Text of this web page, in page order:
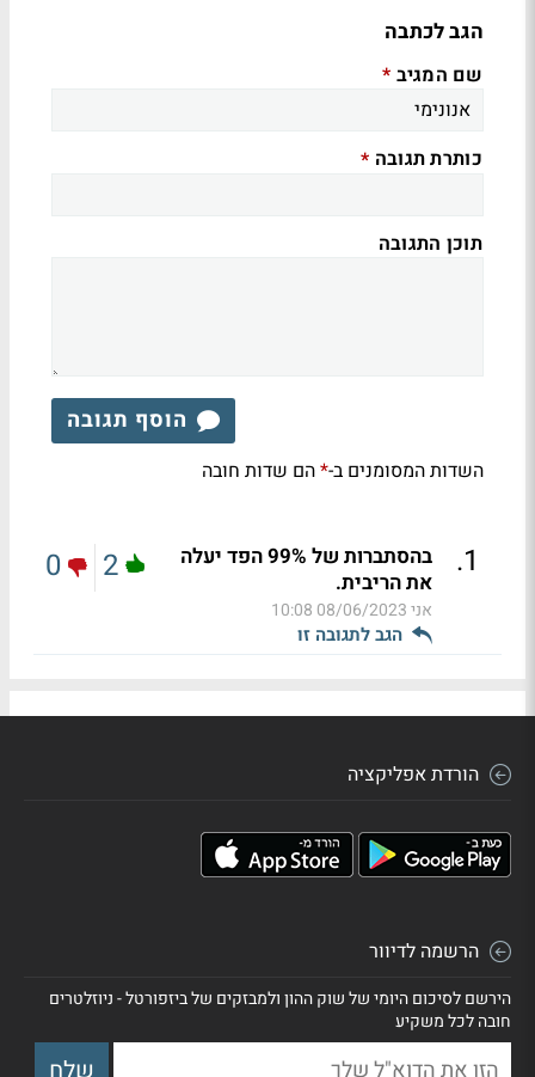
הגב לכתבה
שם המגיב *
כותרת תגובה *
תוכן התגובה
הוסף תגובה
השדות המסומנים ב-*הם שדות חובה
1
.
בהסתברות של 99% הפד יעלה
את הריבית.
אני08/06/2023 10:08
הגב לתגובה זו
2
0
הורדת אפליקציה
הרשמה לדיוור
הירשם לסיכום היומי של שוק ההון ולמבזקים של ביזפורטל - ניוזלטרים
חובה לכל משקיע